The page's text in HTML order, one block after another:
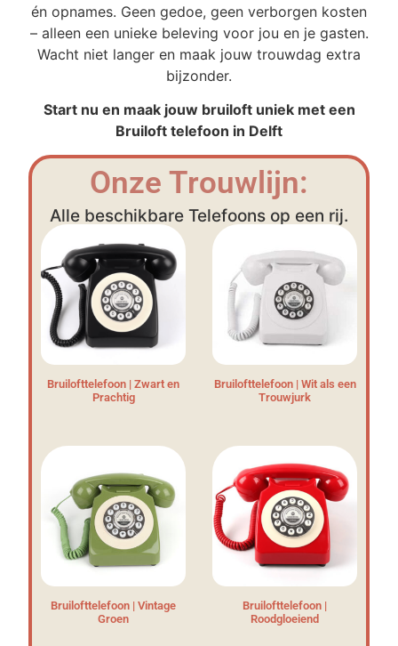
én opnames. Geen gedoe, geen verborgen kosten
– alleen een unieke beleving voor jou en je gasten.
Wacht niet langer en maak jouw trouwdag extra
bijzonder.
Start nu en maak jouw bruiloft uniek met een
Bruiloft telefoon in Delft
Onze Trouwlijn:
Alle beschikbare Telefoons op een rij.
Bruilofttelefoon | Zwart en
Prachtig
Bruilofttelefoon | Wit als een
Trouwjurk
Bruilofttelefoon | Vintage
Groen
Bruilofttelefoon |
Roodgloeiend